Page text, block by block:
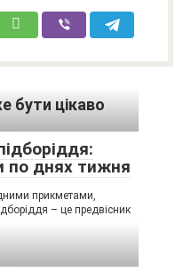
бути цікаво
по днях тижня
прикметами,
– це предвісник